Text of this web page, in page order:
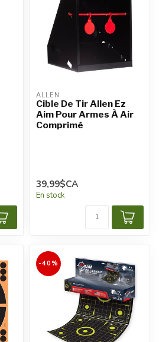
ALLEN
Cible De Tir Allen Ez
Aim Pour Armes À Air
Comprimé
39,99$CA
En stock
-40%